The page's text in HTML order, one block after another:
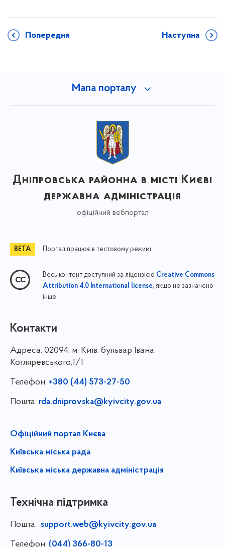
Попередня Наступна
Мапа порталу
Дніпровська районна в місті Києві
державна адміністрація
офіційний вебпортал
Портал працює в тестовому режимі
Весь контент доступний за ліцензією Creative Commons
Attribution 4.0 International license, якщо не зазначено
інше
Контакти
Адреса: 02094, м. Київ, бульвар Івана
Котляревського,1/1
Телефон: +380 (44) 573-27-50
Пошта: rda.dniprovska@kyivcity.gov.ua
Офіційний портал Києва
Київська міська рада
Київська міська державна адміністрація
Технічна підтримка
Пошта: support.web@kyivcity.gov.ua
Телефон: (044) 366-80-13